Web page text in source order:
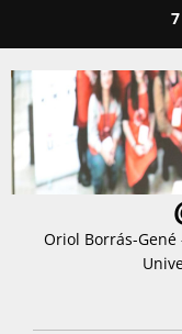
contenido
Oriol Borrás-